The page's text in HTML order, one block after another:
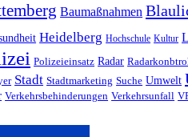
Baumaßnahmen
Heidelberg Hochschule Kultur
Polizeieinsatz Radar
Stadt Stadtmarketing Suche Umwelt
Verkehrsbehinderungen Verkehrsunfall